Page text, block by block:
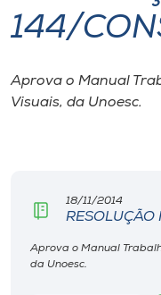
I.nova
Diplomados
CPA
Biblioteca
144/
Aprova o Manual
Visuais, da Unoesc.
18/11/2014
Aprova o Manual
da Unoesc.